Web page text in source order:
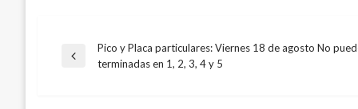
Navegación
Entrada
Pico y Placa particulares: Viernes 18 de agosto No
terminadas en 1, 2, 3, 4 y 5